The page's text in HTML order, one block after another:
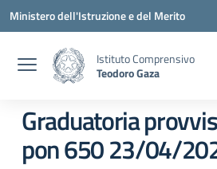
Vai ai contenuti
Vai al menu di navigazione
Vai al footer
Ministero dell'Istruzione e del Merito
Istituto Comprensivo
Teodoro Gaza
Graduatoria
pon 650 23/04/